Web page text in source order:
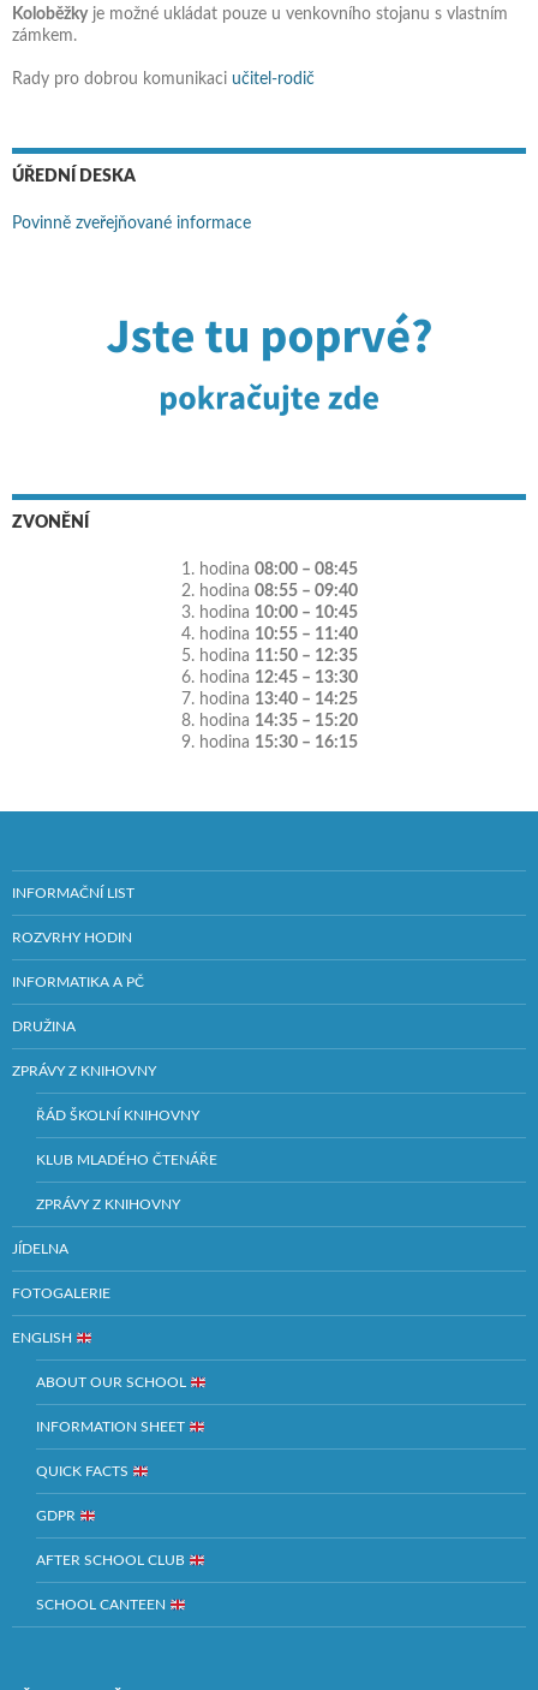
Koloběžkyje možné ukládat pouze u venkovního stojanu s vlastním
zámkem.
Rady pro dobrou komunikaci učitel-rodič
ÚŘEDNÍ DESKA
Povinně zveřejňované informace
ZVONĚNÍ
1. hodina 08:00 – 08:45
2. hodina 08:55 – 09:40
3. hodina 10:00 – 10:45
4. hodina 10:55 – 11:40
5. hodina 11:50 – 12:35
6. hodina 12:45 – 13:30
7. hodina 13:40 – 14:25
8. hodina 14:35 – 15:20
9. hodina 15:30 – 16:15
INFORMAČNÍ LIST
ROZVRHY HODIN
INFORMATIKA A PČ
DRUŽINA
ZPRÁVY Z KNIHOVNY
ŘÁD ŠKOLNÍ KNIHOVNY
KLUB MLADÉHO ČTENÁŘE
ZPRÁVY Z KNIHOVNY
JÍDELNA
FOTOGALERIE
ENGLISH
ABOUT OUR SCHOOL
INFORMATION SHEET
QUICK FACTS
GDPR
AFTER SCHOOL CLUB
SCHOOL CANTEEN